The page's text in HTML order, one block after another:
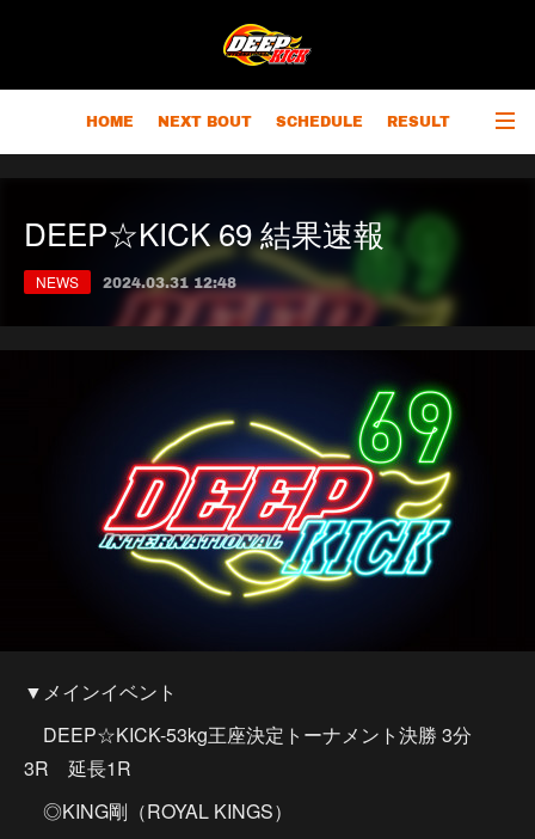
HOME NEXT BOUT SCHEDULE RESULT
RANKING OUTLINE
DEEP☆KICK 69 結果速報
NEWS 2024.03.31 12:48
▼メインイベント
DEEP☆KICK-53kg王座決定トーナメント決勝 3分
3R 延長1R
◎KING剛（ROYAL KINGS）